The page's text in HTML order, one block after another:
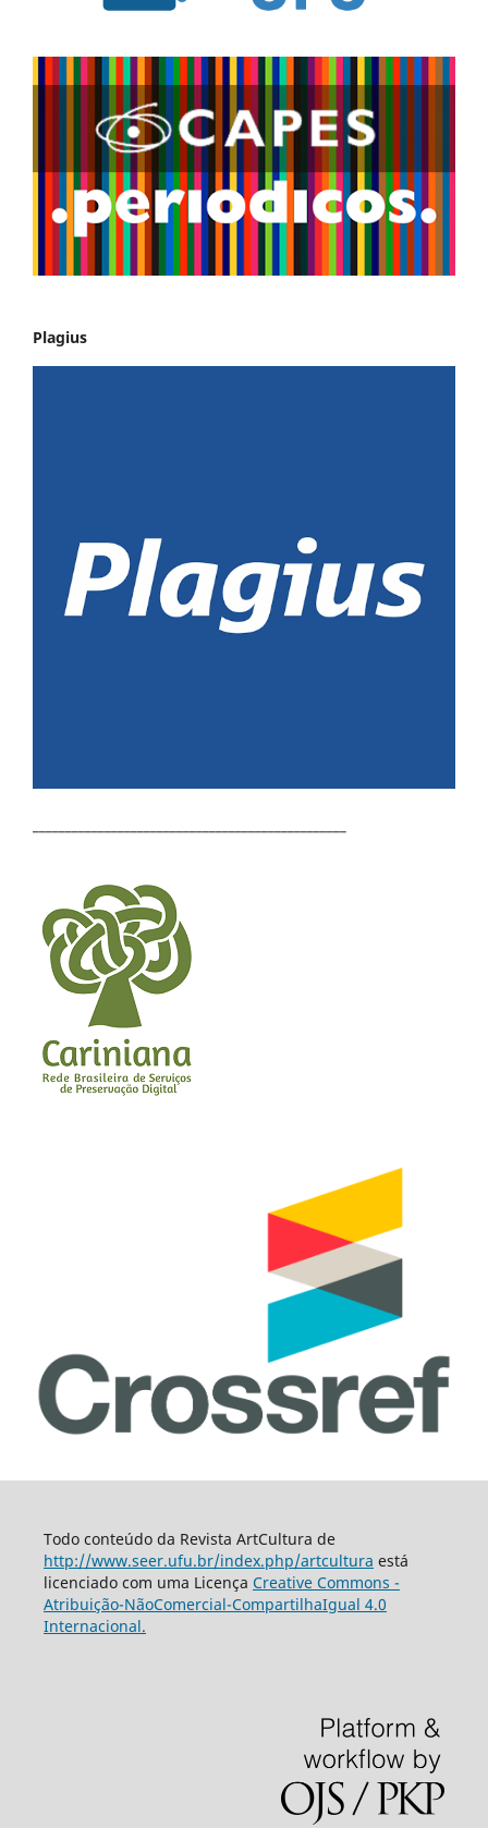
Plagius
Todo conteúdo da Revista ArtCultura de
http://www.seer.ufu.br/index.php/artcultura está
licenciado com uma Licença Creative Commons -
Atribuição-NãoComercial-CompartilhaIgual 4.0
Internacional.